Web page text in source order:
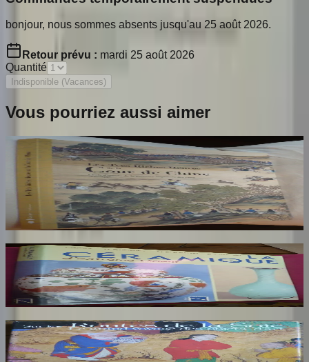
bonjour, nous sommes absents jusqu'au 25 août 2026.
Retour prévu : mardi 25 août 2026
Quantité
Indisponible (Vacances)
Vous pourriez aussi aimer
Les Très Riches Heures de la Cour de Chine :
Chefs-D'oeuvre de la Peinture Impériale des
Qing 1662-1796
REY M Catherine
30€
La Céramique d'Extreme Orient
AYERS J
34€
Sur les Routes de la Soie
BEURDELEY Cecile